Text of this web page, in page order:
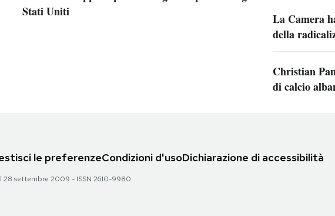
Stati Uniti
La Camera
della
Christian
di calcio
le preferenzeCondizioni d'usoDichiarazione di accessibilità
28 settembre 2009 - ISSN 2610-9980